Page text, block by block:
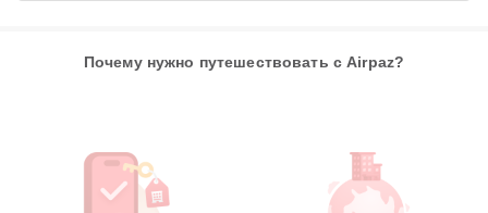
Почему нужно путешествовать с Airpaz?